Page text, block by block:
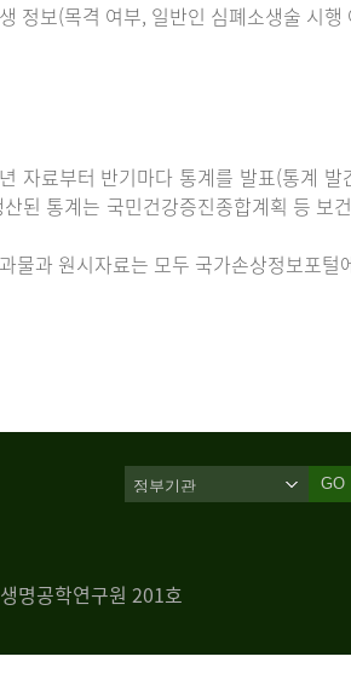
정보(목격 여부, 일반인 심폐소생술 시
자료부터 반기마다 통계를 발표(통계
된 통계는 국민건강증진종합계획 등
물과 원시자료는 모두 국가손상정보포털
GO
명공학연구원 201호